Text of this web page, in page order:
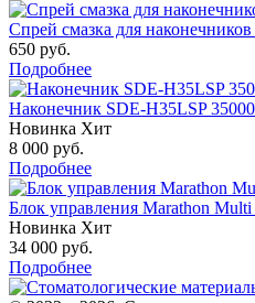
Спрей смазка для
650 руб.
Подробнее
Наконечник SDE-H35LSP
Новинка Хит
8 000 руб.
Подробнее
Блок управления Marathon Multi
Новинка Хит
34 000 руб.
Подробнее